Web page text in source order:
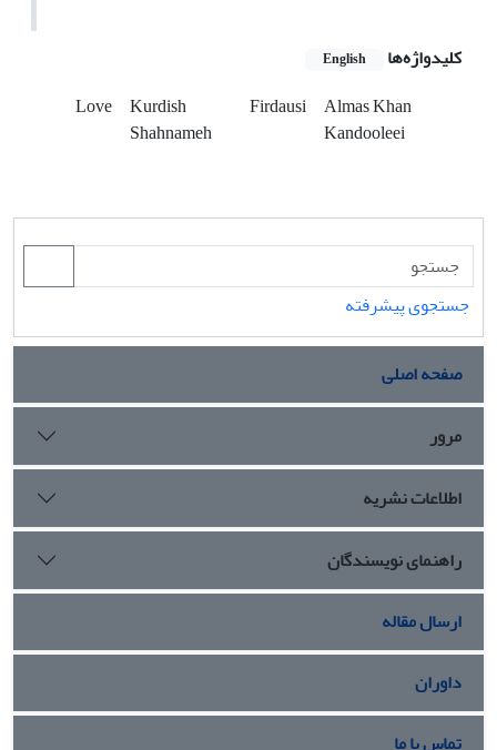
کلیدواژه‌ها English
Love Kurdish
Shahnameh
Firdausi Almas Khan
Kandooleei
جستجوی پیشرفته
صفحه اصلی
مرور
اطلاعات نشریه
راهنمای نویسندگان
ارسال مقاله
داوران